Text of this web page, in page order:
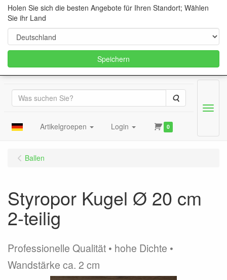
Suche
Artikelgroepen Login 0
Menu
Ballen
Styropor Kugel Ø 20 cm
2-teilig
Professionelle Qualität • hohe Dichte •
Wandstärke ca. 2 cm
Holen Sie sich die besten Angebote für Ihren Standort; Wählen
Sie ihr Land
Speichern